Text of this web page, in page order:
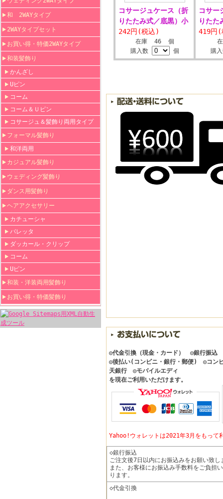
和 2WAYタイプ
2WAYタイプセット
お買い得・特価2WAYタイプ
和装髪飾り
かんざし
Uピン
コーム
コーム＆Ｕピン
コサージュ＆髪飾り両用タイプ
フォーマル髪飾り
和洋両用
カジュアル髪飾り
ウェディング髪飾り
ダンス用髪飾り
ヘアアクセサリー
カチューシャ
バレッタ
ダッカール・クリップ
コーム
Uピン
和装・洋装両用髪飾り
お買い得・特価髪飾り
コサージュケース（折
りたたみ式／底黒）小
242円(税込)
在庫 46 個
購入数
個
コサー
りたた
419円
購
◎代金引換（現金・カード） ◎銀行振
◎後払い(コンビニ・銀行・郵便) ◎コン
天銀行 ◎モバイルエディ
を現在ご利用いただけます。
Yahoo!ウォレットは2021年3月をもって
◇銀行振込
ご注文後7日以内にお振込みをお願い致し
また、お客様にお振込み手数料をご負担
ります。
◇代金引換